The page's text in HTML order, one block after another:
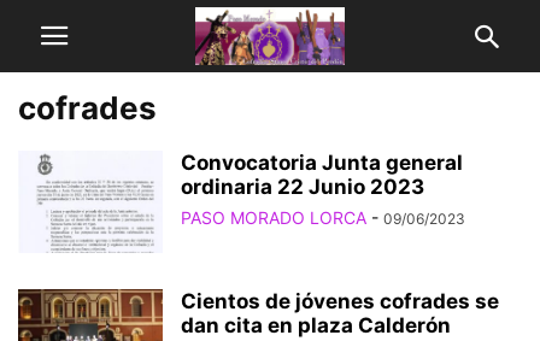
cofrades
Convocatoria Junta general
ordinaria 22 Junio 2023
PASO MORADO LORCA - 09/06/2023
Cientos de jóvenes cofrades se
dan cita en plaza Calderón